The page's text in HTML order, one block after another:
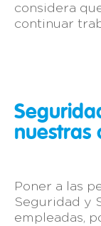
considera
continuar
nuestras
Poner a las
Seguridad y
empleadas,